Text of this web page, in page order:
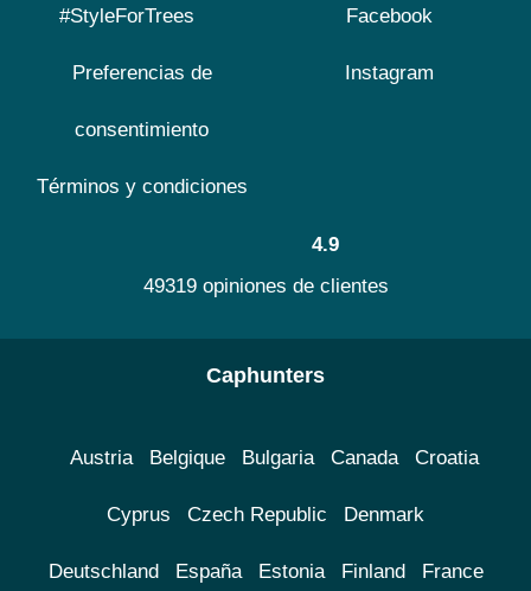
#StyleForTrees
Preferencias de
consentimiento
Términos y condiciones
Facebook
Instagram
4.9
49319 opiniones de clientes
Caphunters
Austria Belgique Bulgaria Canada Croatia
Cyprus Czech Republic Denmark
Deutschland España Estonia Finland France